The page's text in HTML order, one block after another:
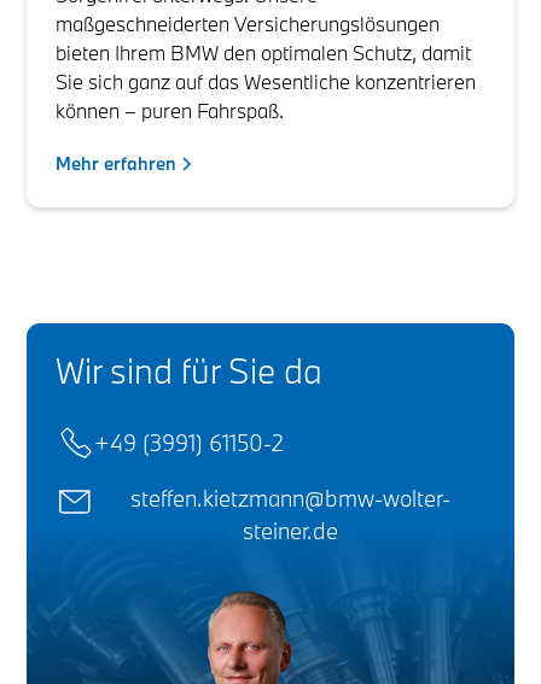
maßgeschneiderten Versicherungslösungen
bieten Ihrem BMW den optimalen Schutz, damit
Sie sich ganz auf das Wesentliche konzentrieren
können – puren Fahrspaß.
Mehr erfahren
Wir sind für Sie da
+49 (3991) 61150-2
steffen.kietzmann@bmw-wolter-
steiner.de